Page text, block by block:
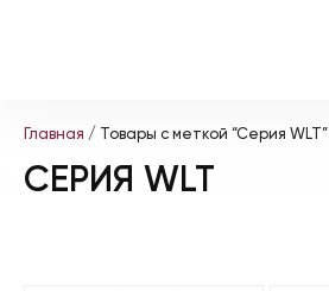
Главная / Товары с меткой “Серия WLT”
СЕРИЯ WLT